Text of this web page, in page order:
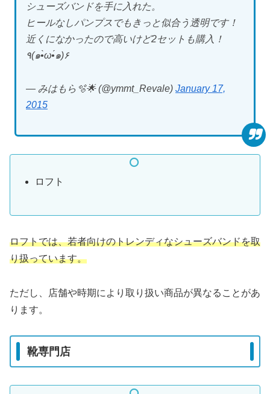
シューズバンドを手に入れた。
ヒールなしパンプスでもきっと似合う透明です！
近くになかったので高いけど2セットも購入！
٩(๑•̀ω•́๑)۶
— みはもら🫧🌟 (@ymmt_Revale) January 17,
2015
ロフト
ロフトでは、若者向けのトレンディなシューズバンドを取
り扱っています。
ただし、店舗や時期により取り扱い商品が異なることがあ
ります。
靴専門店